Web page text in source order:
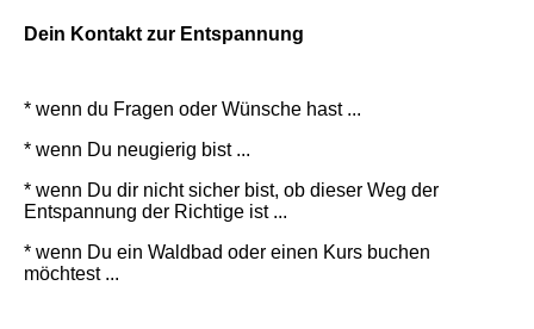
Dein Kontakt zur Entspannung
* wenn du Fragen oder Wünsche hast ...
* wenn Du neugierig bist ...
* wenn Du dir nicht sicher bist, ob dieser Weg der
Entspannung der Richtige ist ...
* wenn Du ein Waldbad oder einen Kurs buchen
möchtest ...